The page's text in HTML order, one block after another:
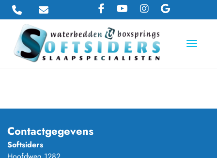
Toggle
Contactgegevens
Softsiders